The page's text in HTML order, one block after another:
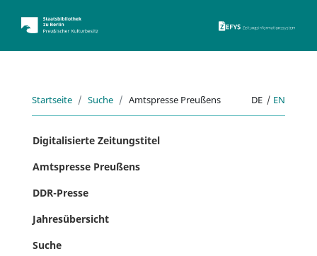
Startseite Suche Amtspresse Preußens DE | EN
Digitalisierte Zeitungstitel
Amtspresse Preußens
DDR-Presse
Jahresübersicht
Suche